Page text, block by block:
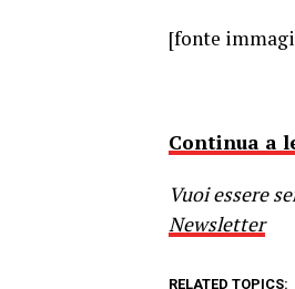
[fonte
Continua a
Vuoi essere
Newsletter
RELATED TOPICS: